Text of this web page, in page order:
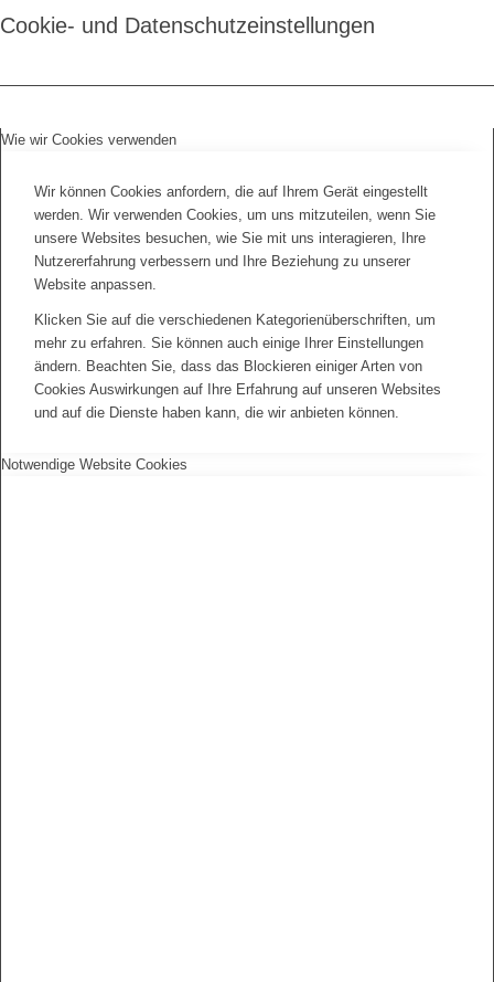
Cookie- und Datenschutzeinstellungen
Wie wir Cookies verwenden
Wir können Cookies anfordern, die auf Ihrem Gerät eingestellt
werden. Wir verwenden Cookies, um uns mitzuteilen, wenn Sie
unsere Websites besuchen, wie Sie mit uns interagieren, Ihre
Nutzererfahrung verbessern und Ihre Beziehung zu unserer
Website anpassen.
Klicken Sie auf die verschiedenen Kategorienüberschriften, um
mehr zu erfahren. Sie können auch einige Ihrer Einstellungen
ändern. Beachten Sie, dass das Blockieren einiger Arten von
Cookies Auswirkungen auf Ihre Erfahrung auf unseren Websites
und auf die Dienste haben kann, die wir anbieten können.
Notwendige Website Cookies